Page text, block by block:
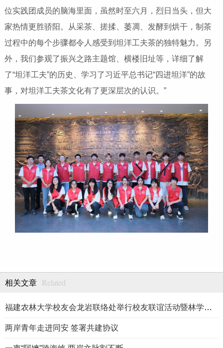
位实践团成员的脑海里面，虽然时至六月，烈日当头，但大
家热情更胜骄阳。从采茶、搓揉、萎凋、发酵到烘干，制茶
过程中的每个步骤都令人感受到坦洋工夫茶的独特魅力。另
外，我们参观了振兴之路主题馆、横楼旧址等，详细了解
了“坦洋工夫”的历史、学习了习近平总书记“四进坦洋”的故
事，对坦洋工夫茶文化有了更深层次的认识。”
相关文章 Related
福建农林大学校友会龙岩联络处举行校友联谊活动暨林学、生物医药
两岸青年走进同安 签署共建协议